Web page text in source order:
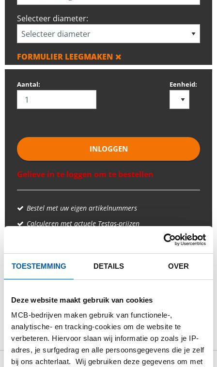
TOESTEMMING DETAILS OVER
Deze website maakt gebruik van cookies
MCB-bedrijven maken gebruik van functionele-,
analytische- en tracking-cookies om de website te
verbeteren. Hiervoor slaan wij informatie op zoals je IP-
adres, je surfgedrag en alle persoonsgegevens die je zelf
bij ons achterlaat. Wij gebruiken deze gegevens om met
Selecteer diameter:
FORMULIER LEEGMAKEN
Aantal: Eenheid:
INLOGGEN
Gelieve in te loggen om te bestellen
Bestel met uw eigen artikelnummers
Calculeren met actuele Testas-prijzen
PRODUCT
PRODUCT OMSCHRIJVING
BRUTO PRIJSLIJST
DOWNLOADS
SPECIFICATIES